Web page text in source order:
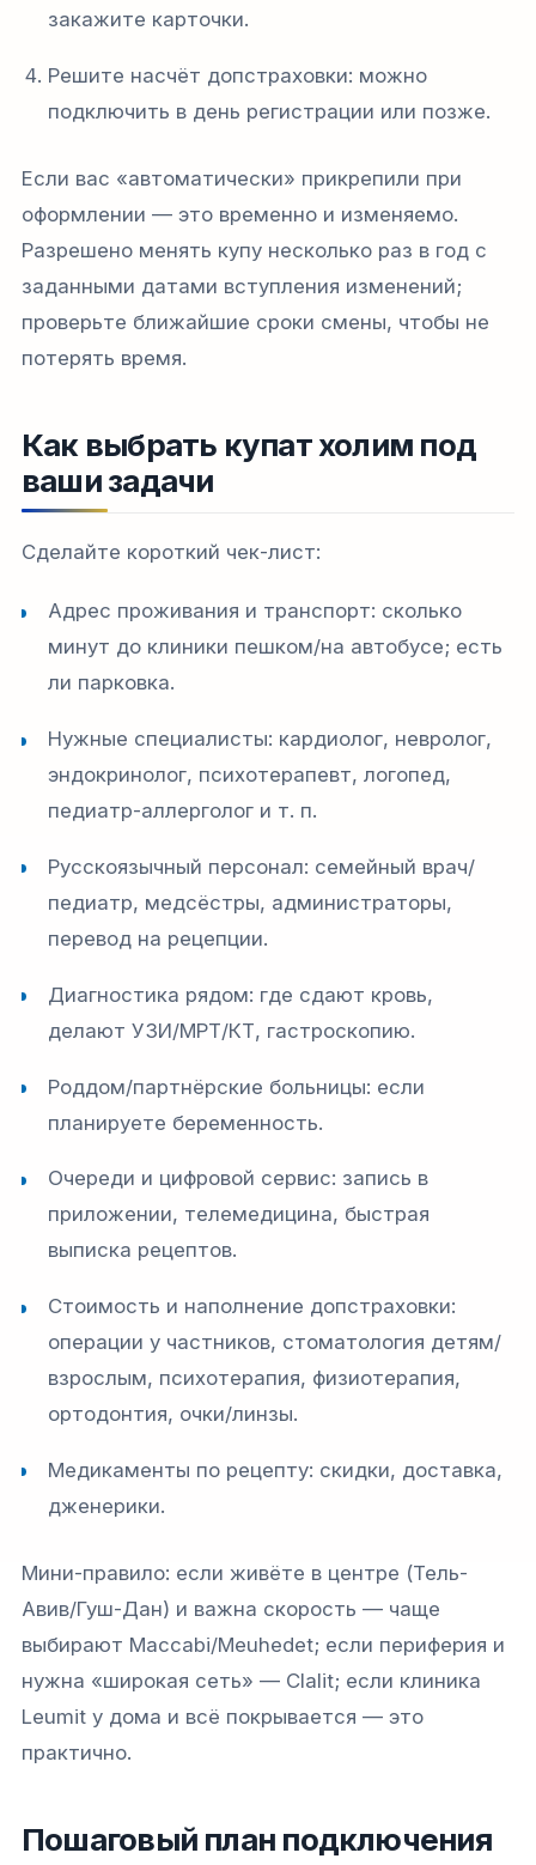
закажите карточки.
Решите насчёт допстраховки: можно
подключить в день регистрации или позже.
Если вас «автоматически» прикрепили при
оформлении — это временно и изменяемо.
Разрешено менять купу несколько раз в год с
заданными датами вступления изменений;
проверьте ближайшие сроки смены, чтобы не
потерять время.
Как выбрать купат холим под
ваши задачи
Сделайте короткий чек-лист:
Адрес проживания и транспорт: сколько
минут до клиники пешком/на автобусе; есть
ли парковка.
Нужные специалисты: кардиолог, невролог,
эндокринолог, психотерапевт, логопед,
педиатр-аллерголог и т. п.
Русскоязычный персонал: семейный врач/
педиатр, медсёстры, администраторы,
перевод на рецепции.
Диагностика рядом: где сдают кровь,
делают УЗИ/МРТ/КТ, гастроскопию.
Роддом/партнёрские больницы: если
планируете беременность.
Очереди и цифровой сервис: запись в
приложении, телемедицина, быстрая
выписка рецептов.
Стоимость и наполнение допстраховки:
операции у частников, стоматология детям/
взрослым, психотерапия, физиотерапия,
ортодонтия, очки/линзы.
Медикаменты по рецепту: скидки, доставка,
дженерики.
Мини-правило: если живёте в центре (Тель-
Авив/Гуш-Дан) и важна скорость — чаще
выбирают Maccabi/Meuhedet; если периферия и
нужна «широкая сеть» — Clalit; если клиника
Leumit у дома и всё покрывается — это
практично.
Пошаговый план подключения